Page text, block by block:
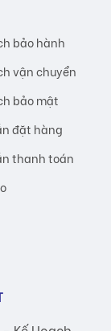
bảo hành
vận chuyển
bảo mật
đặt hàng
thanh toán